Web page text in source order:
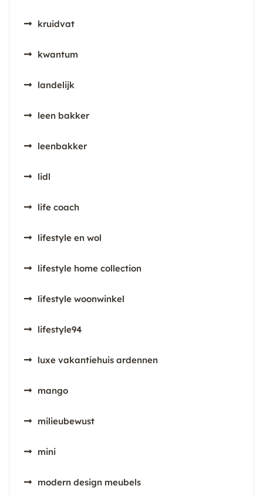
kruidvat
kwantum
landelijk
leen bakker
leenbakker
lidl
life coach
lifestyle en wol
lifestyle home collection
lifestyle woonwinkel
lifestyle94
luxe vakantiehuis ardennen
mango
milieubewust
mini
modern design meubels